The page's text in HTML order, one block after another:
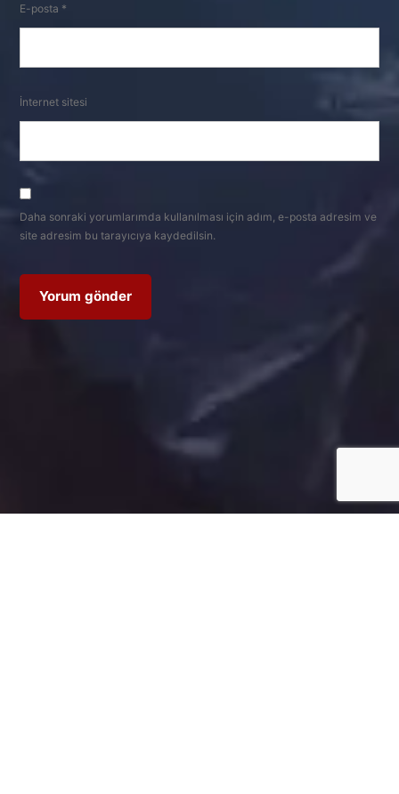
E-posta *
İnternet sitesi
Daha sonraki yorumlarımda kullanılması için adım, e-posta adresim ve
site adresim bu tarayıcıya kaydedilsin.